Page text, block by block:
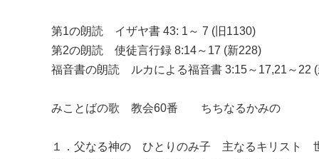
第1の朗読 イザヤ書 43: 1～ 7 (旧1130)
第2の朗読 使徒言行録 8:14～17 (新228)
福音書の朗読 ルカによる福音書 3:15～17,21～22
みことばの歌 教会60番 ちちなるかみの
１．父なる神の ひとりのみ子 主なるキリスト